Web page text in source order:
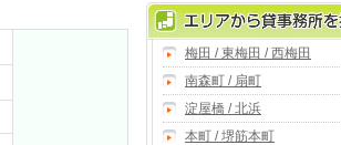
梅田 / 東梅田 / 西梅田
南森町 / 扇町
淀屋橋 / 北浜
本町 / 堺筋本町